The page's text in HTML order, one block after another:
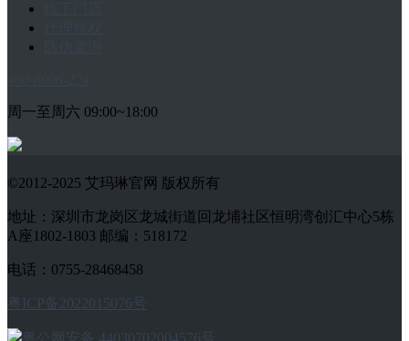
周一至周六 09:00~18:00
©2012-2025 艾玛琳官网 版权所有
地址：深圳市龙岗区龙城街道回龙埔社区恒明湾创汇中心5栋
A座1802-1803 邮编：518172
电话：0755-28468458
粤ICP备2022015076号
粤公网安备 44030702004576号